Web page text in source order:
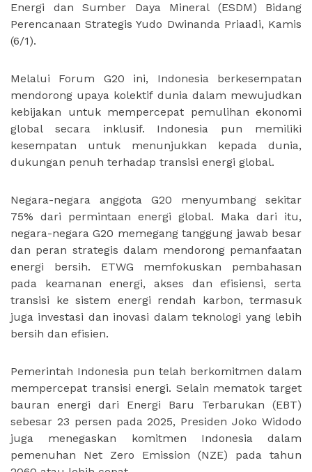
Energi dan Sumber Daya Mineral (ESDM) Bidang
Perencanaan Strategis Yudo Dwinanda Priaadi, Kamis
(6/1).
Melalui Forum G20 ini, Indonesia berkesempatan
mendorong upaya kolektif dunia dalam mewujudkan
kebijakan untuk mempercepat pemulihan ekonomi
global secara inklusif. Indonesia pun memiliki
kesempatan untuk menunjukkan kepada dunia,
dukungan penuh terhadap transisi energi global.
Negara-negara anggota G20 menyumbang sekitar
75% dari permintaan energi global. Maka dari itu,
negara-negara G20 memegang tanggung jawab besar
dan peran strategis dalam mendorong pemanfaatan
energi bersih. ETWG memfokuskan pembahasan
pada keamanan energi, akses dan efisiensi, serta
transisi ke sistem energi rendah karbon, termasuk
juga investasi dan inovasi dalam teknologi yang lebih
bersih dan efisien.
Pemerintah Indonesia pun telah berkomitmen dalam
mempercepat transisi energi. Selain mematok target
bauran energi dari Energi Baru Terbarukan (EBT)
sebesar 23 persen pada 2025, Presiden Joko Widodo
juga menegaskan komitmen Indonesia dalam
pemenuhan Net Zero Emission (NZE) pada tahun